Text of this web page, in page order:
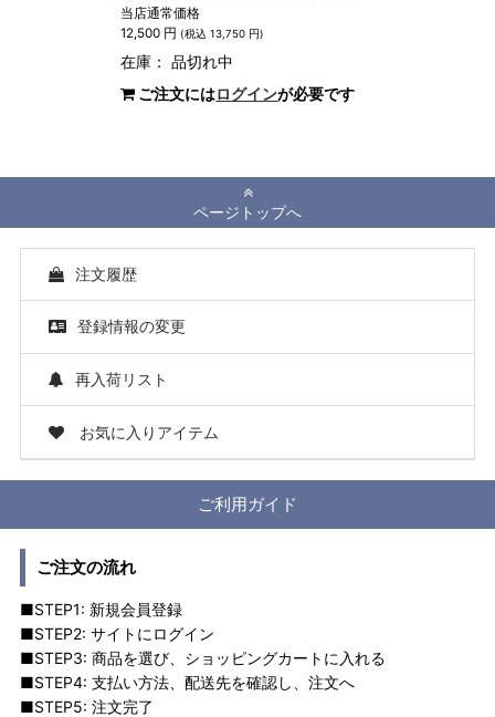
当店通常価格
12,500 円 (税込 13,750 円)
在庫：品切れ中
ご注文にはログインが必要です
ページトップへ
注文履歴
登録情報の変更
再入荷リスト
お気に入りアイテム
ご利用ガイド
ご注文の流れ
■STEP1: 新規会員登録
■STEP2: サイトにログイン
■STEP3: 商品を選び、ショッピングカートに入れる
■STEP4: 支払い方法、配送先を確認し、注文へ
■STEP5: 注文完了